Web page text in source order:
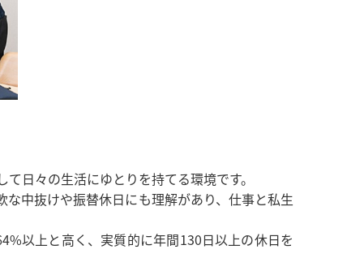
日々の生活にゆとりを持てる環境です。
中抜けや振替休日にも理解があり、仕事と私生
以上と高く、実質的に年間130日以上の休日を